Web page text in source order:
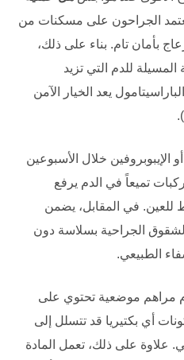
الجراحون على مسكنات من
بأمان تام. بناء على ذلك،
للدم التي تزيد
يعد الخيار الآمن
الإيبوبروفين خلال الأسبوعين
تميعاً في الدم يرفع
للعين. في المقابل، يضمن
الشقوق الجراحية بسلاسة دون
الطبيعي.
مراهم موضعية تحتوي على
أي بكتيريا قد تتسلل إلى
على ذلك، تعمل المادة